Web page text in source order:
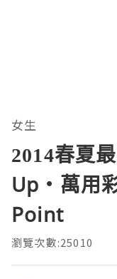
女生
2014春夏
Up‧萬用
Point
瀏覽次數:25010